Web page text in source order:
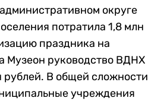
округе
потратила 1,8 млн
праздника на
Музеон руководство ВДНХ
рублей. В общей сложности
учреждения